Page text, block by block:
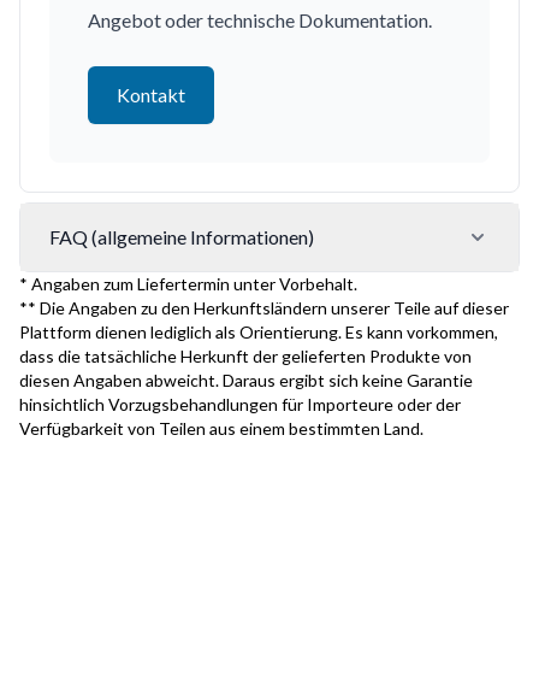
Angebot oder technische Dokumentation.
Kontakt
FAQ (allgemeine Informationen)
* Angaben zum Liefertermin unter Vorbehalt.
** Die Angaben zu den Herkunftsländern unserer Teile auf dieser
Plattform dienen lediglich als Orientierung. Es kann vorkommen,
dass die tatsächliche Herkunft der gelieferten Produkte von
diesen Angaben abweicht. Daraus ergibt sich keine Garantie
hinsichtlich Vorzugsbehandlungen für Importeure oder der
Verfügbarkeit von Teilen aus einem bestimmten Land.